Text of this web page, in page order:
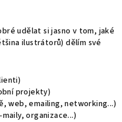
udělat si jasno v tom, jaké
ilustrátorů) dělím své
projekty)
web, emailing, networking...)
organizace...)